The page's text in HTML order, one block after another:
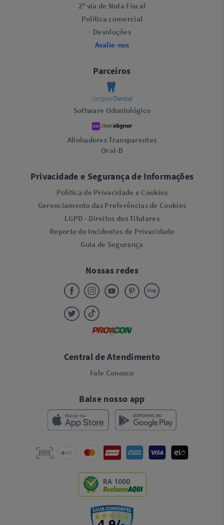
2ª via de Nota Fiscal
Política comercial
Devoluções
Avalie-nos
Parceiros
Software Odontológico
Alinhadores Transparentes
Oral-B
Privacidade e Segurança de Informações
Política de Privacidade e Cookies
Gerenciamento das Preferências de Cookies
LGPD - Direitos dos Titulares
Reporte de Incidentes de Privacidade
Guia de Segurança
Nossas redes
Central de Atendimento
Fale Conosco
Baixe nosso app
RA 1000